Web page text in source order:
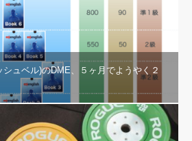
ュベル)のDME、５ヶ月でようやく２